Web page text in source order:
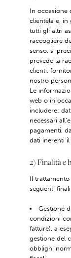
In occasione
clientela e, in
tutti gli altri
raccogliere
senso, si
prevede la
clienti,
nostro
Le
web o in
includere:
necessari
pagamenti,
dati inerenti
2) Finalità e
Il
seguenti
Gestione
condizioni
fatture), a
gestione del
obblighi